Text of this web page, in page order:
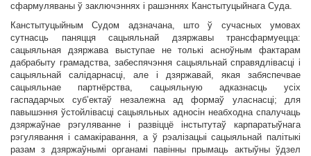
сфармуляваны ў заключэннях і рашэннях Канстытуцыйнага Суда.
Канстытуцыйным Судом адзначана, што ў сучасных умовах
сутнасць паняцця сацыяльнай дзяржавы трансфармуецца:
сацыяльная дзяржава выступае не толькі асноўным фактарам
дабрабыту грамадства, забеспячэння сацыяльнай справядлівасці і
сацыяльнай салідарнасці, але і дзяржавай, якая забяспечвае
сацыяльнае партнёрства, сацыяльную адказнасць усіх
гаспадарчых суб’ектаў незалежна ад формаў уласнасці; для
павышэння ўстойлівасці сацыяльных адносін неабходна спалучаць
дзяржаўнае рэгуляванне і развіццё інстытутаў карпаратыўнага
рэгулявання і самакіравання, а ў рэалізацыі сацыяльнай палітыкі
разам з дзяржаўнымі органамі павінны прымаць актыўны ўдзел